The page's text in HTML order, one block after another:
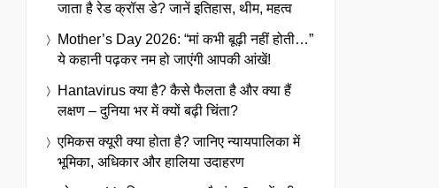
जाता है रेड क्रॉस डे? जानें इतिहास, थीम, महत्व
Mother’s Day 2026: “मां कभी बूढ़ी नहीं होती…”
ये कहानी पढ़कर नम हो जाएंगी आपकी आंखें!
Hantavirus क्या है? कैसे फैलता है और क्या हैं
लक्षण – दुनिया भर में क्यों बढ़ी चिंता?
एमिकस क्यूरी क्या होता है? जानिए न्यायपालिका में
भूमिका, अधिकार और हालिया उदाहरण